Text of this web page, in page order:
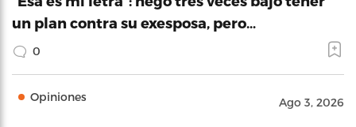
un plan contra su exesposa, pero…
0
Opiniones Ago 3, 2026